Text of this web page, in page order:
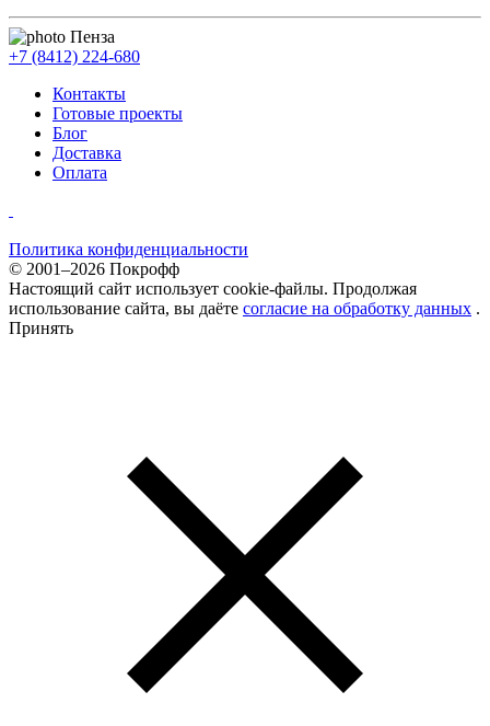
Пенза
+7 (8412) 224-680
Контакты
Готовые проекты
Блог
Доставка
Оплата
Политика конфиденциальности
© 2001–2026 Покрофф
Настоящий сайт использует cookie-файлы. Продолжая
использование сайта, вы даёте согласие на обработку данных .
Принять